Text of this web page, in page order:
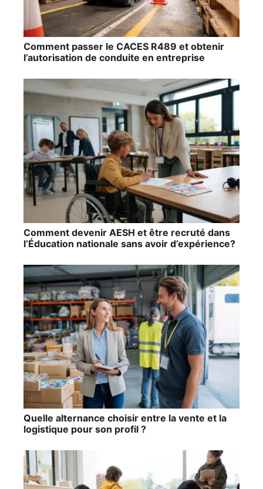
Comment passer le CACES R489 et obtenir
l’autorisation de conduite en entreprise
Comment devenir AESH et être recruté dans
l’Éducation nationale sans avoir d’expérience?
Quelle alternance choisir entre la vente et la
logistique pour son profil ?